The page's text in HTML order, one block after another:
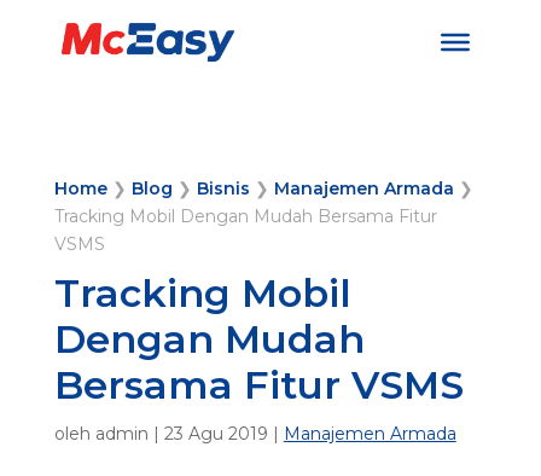
Home❯ Blog ❯ Bisnis ❯ Manajemen Armada ❯
Tracking Mobil Dengan Mudah Bersama Fitur
VSMS
Tracking Mobil
Dengan Mudah
Bersama Fitur VSMS
oleh admin | 23 Agu 2019 | Manajemen Armada